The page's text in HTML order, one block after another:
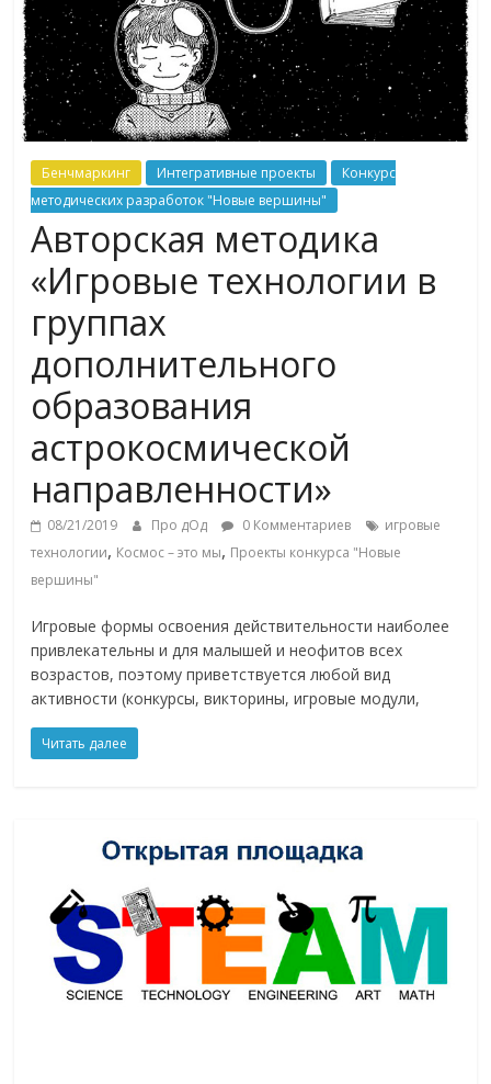
Бенчмаркинг Интегративные проекты
Конкурс
методических разработок "Новые вершины"
Авторская методика
«Игровые технологии в
группах
дополнительного
образования
астрокосмической
направленности»
08/21/2019 Про дОд 0 Комментариев
игровые
технологии, Космос – это мы, Проекты конкурса "Новые
вершины"
Игровые формы освоения действительности наиболее
привлекательны и для малышей и неофитов всех
возрастов, поэтому приветствуется любой вид
активности (конкурсы, викторины, игровые модули,
Читать далее